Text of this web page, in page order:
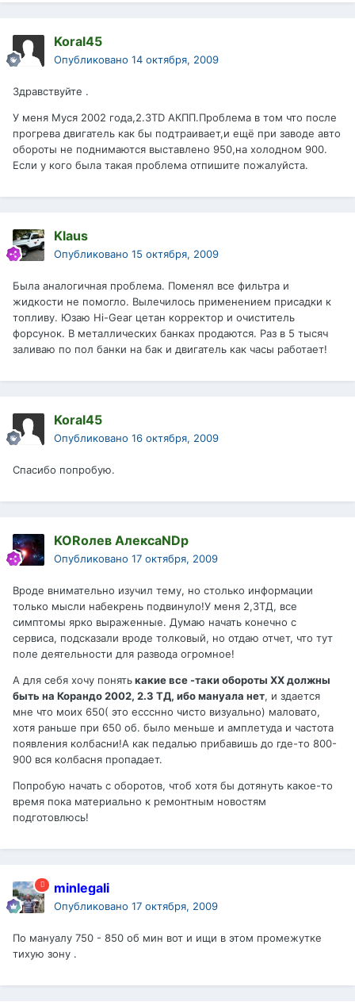
Koral45
Опубликовано 14 октября, 2009
Здравствуйте .
У меня Муся 2002 года,2.3TD АКПП.Проблема в том что после
прогрева двигатель как бы подтраивает,и ещё при заводе авто
обороты не поднимаются выставлено 950,на холодном 900.
Если у кого была такая проблема отпишите пожалуйста.
Klaus
Опубликовано 15 октября, 2009
Была аналогичная проблема. Поменял все фильтра и
жидкости не помогло. Вылечилось применением присадки к
топливу. Юзаю Hi-Gear цетан корректор и очиститель
форсунок. В металлических банках продаются. Раз в 5 тысяч
заливаю по пол банки на бак и двигатель как часы работает!
Koral45
Опубликовано 16 октября, 2009
Спасибо попробую.
KORолев АлексаNDр
Опубликовано 17 октября, 2009
Вроде внимательно изучил тему, но столько информации
только мысли набекрень подвинуло!У меня 2,3ТД, все
симптомы ярко выраженные. Думаю начать конечно с
сервиса, подсказали вроде толковый, но отдаю отчет, что тут
поле деятельности для развода огромное!
А для себя хочу понятькакие все -таки обороты ХХ должны
быть на Корандо 2002, 2.3 ТД, ибо мануала нет, и здается
мне что моих 650( это ессснно чисто визуально) маловато,
хотя раньше при 650 об. было меньше и амплетуда и частота
появления колбасни!А как педалью прибавишь до где-то 800-
900 вся колбасня пропадает.
Попробую начать с оборотов, чтоб хотя бы дотянуть какое-то
время пока материально к ремонтным новостям
подготовлюсь!
minlegali
Опубликовано 17 октября, 2009
По мануалу 750 - 850 об мин вот и ищи в этом промежутке
тихую зону .